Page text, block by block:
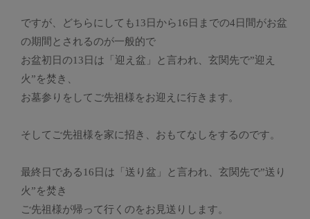
ですが、どちらにしても13日から16日までの4日間がお盆
の期間とされるのが一般的で
お盆初日の13日は「迎え盆」と言われ、玄関先で”迎え
火”を焚き、
お墓参りをしてご先祖様をお迎えに行きます。
そしてご先祖様を家に招き、おもてなしをするのです。
最終日である16日は「送り盆」と言われ、玄関先で”送り
火”を焚き
ご先祖様が帰って行くのをお見送りします。